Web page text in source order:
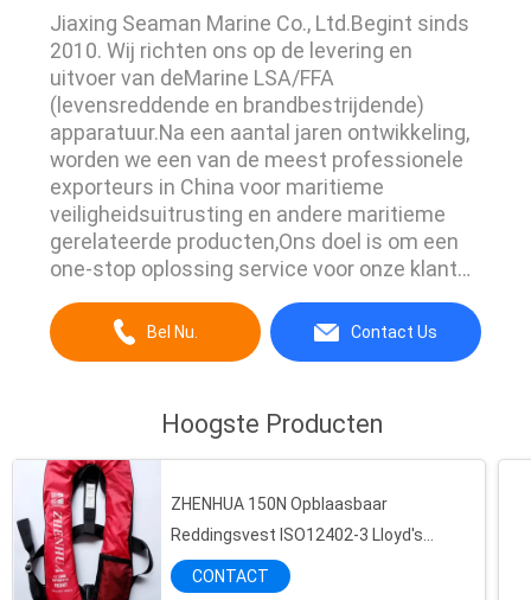
Jiaxing Seaman Marine Co., Ltd.Begint sinds
2010. Wij richten ons op de levering en
uitvoer van deMarine LSA/FFA
(levensreddende en brandbestrijdende)
apparatuur.Na een aantal jaren ontwikkeling,
worden we een van de meest professionele
exporteurs in China voor maritieme
veiligheidsuitrusting en andere maritieme
gerelateerde producten,Ons doel is om een
one-stop oplossing service voor onze klant
hoogwaardige goederen. We zijn niet alleen
leverancier t• de professionele
Bel Nu. Contact Us
Hoogste Producten
ZHENHUA 150N Opblaasbaar
Reddingsvest ISO12402-3 Lloyd's
Register CE-certificaat
CONTACT